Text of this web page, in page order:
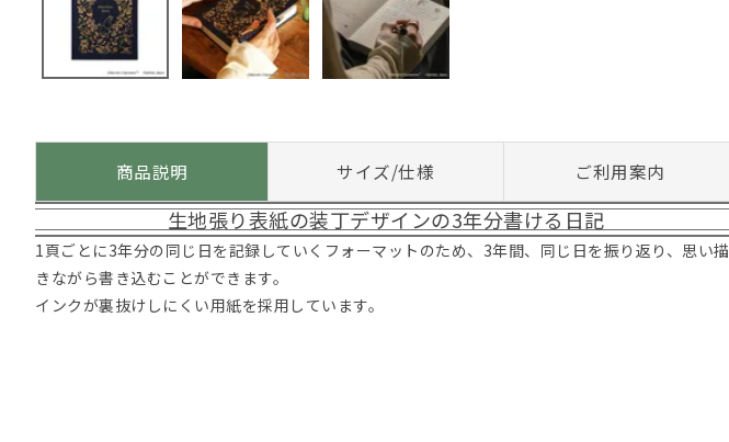
商品説明 サイズ/仕様 ご利用案内
生地張り表紙の装丁デザインの3年分書ける日記
1頁ごとに3年分の同じ日を記録していくフォーマットのため、3年間、同じ日を振り返り、思い描
きながら書き込むことができます。
インクが裏抜けしにくい用紙を採用しています。